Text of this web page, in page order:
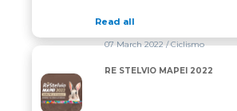
Read all
RE STELVIO MAPEI 2022
07 March 2022/ Ciclismo
RE STELVIO MAPEI 2022